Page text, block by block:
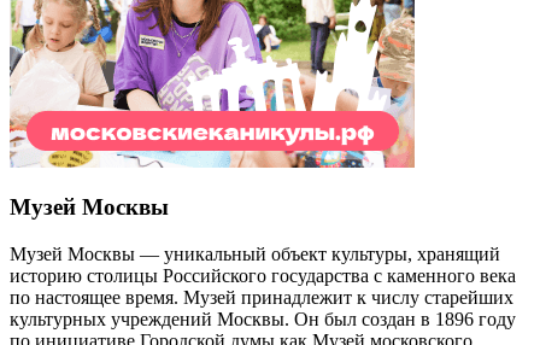
Музей Москвы
Музей Москвы — уникальный объект культуры, хранящий
историю столицы Российского государства с каменного века
по настоящее время. Музей принадлежит к числу старейших
культурных учреждений Москвы. Он был создан в 1896 году
по инициативе Городской думы как Музей московского